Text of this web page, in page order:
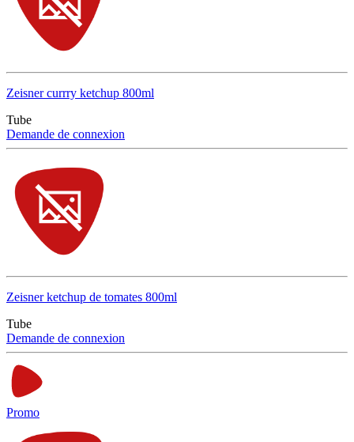
Zeisner currry ketchup 800ml
Tube
Demande de connexion
Zeisner ketchup de tomates 800ml
Tube
Demande de connexion
Promo